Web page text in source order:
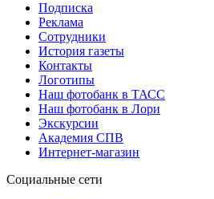
Подписка
Реклама
Сотрудники
История газеты
Контакты
Логотипы
Наш фотобанк в ТАСС
Наш фотобанк в Лори
Экскурсии
Академия СПВ
Интернет-магазин
Социальные сети